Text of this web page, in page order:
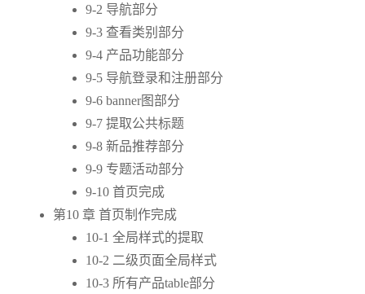
9-2 导航部分
9-3 查看类别部分
9-4 产品功能部分
9-5 导航登录和注册部分
9-6 banner图部分
9-7 提取公共标题
9-8 新品推荐部分
9-9 专题活动部分
9-10 首页完成
第10 章 首页制作完成
10-1 全局样式的提取
10-2 二级页面全局样式
10-3 所有产品table部分